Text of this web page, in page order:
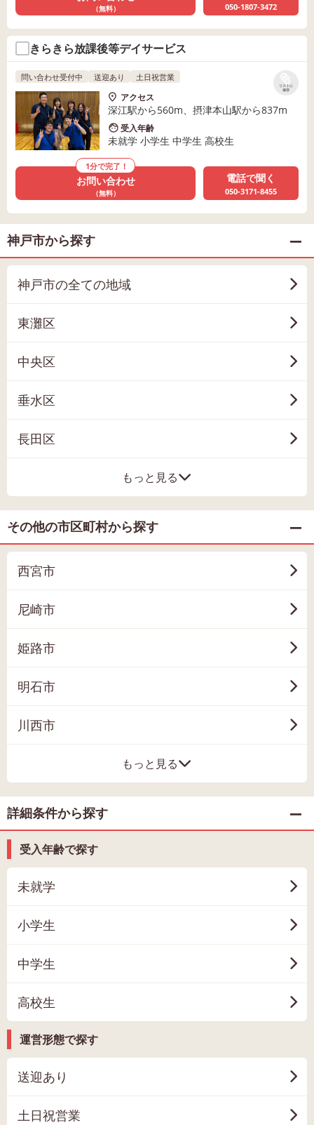
（無料） 050-1807-3472
きらきら放課後等デイサービス
リストに
保存
問い合わせ受付中 送迎あり 土日祝営業
アクセス
深江駅から560m、摂津本山駅から837m
受入年齢
未就学 小学生 中学生 高校生
1分で完了！
お問い合わせ
（無料）
電話で聞く
050-3171-8455
神戸市から探す
神戸市の全ての地域
東灘区
中央区
垂水区
長田区
もっと見る
その他の市区町村から探す
西宮市
尼崎市
姫路市
明石市
川西市
もっと見る
詳細条件から探す
受入年齢で探す
未就学
小学生
中学生
高校生
運営形態で探す
送迎あり
土日祝営業